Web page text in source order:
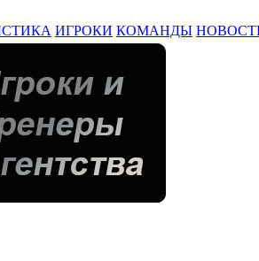
ИГРОКИ КОМАНДЫ